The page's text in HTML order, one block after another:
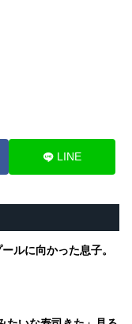
LINE
ルに向かった息子。